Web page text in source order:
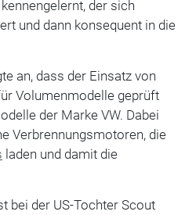
der sich
und dann konsequent in die
an, dass der Einsatz von
Volumenmodelle geprüft
der Marke VW. Dabei
Verbrennungsmotoren, die
laden und damit die
bei der US-Tochter Scout